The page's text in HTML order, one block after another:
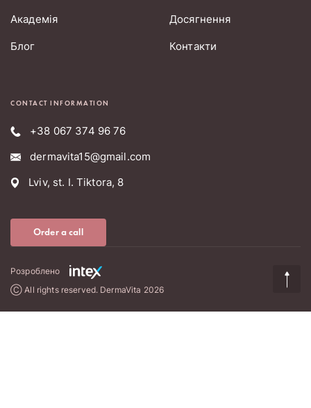
Академія
Блог
Досягнення
Контакти
CONTACT INFORMATION
+38 067 374 96 76
dermavita15@gmail.com
Lviv, st. I. Tiktora, 8
Order a call
Розроблено
Ⓒ All rights reserved. DermaVita 2026